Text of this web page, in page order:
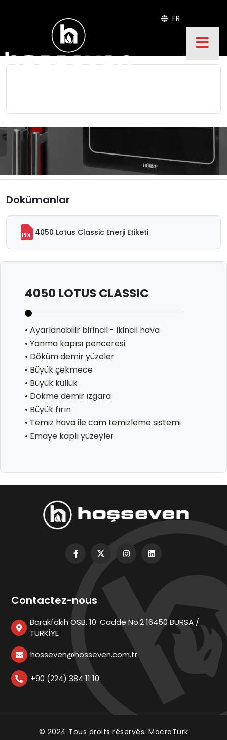
FR
Dokümanlar
PDF 4050 Lotus Classic Enerji Etiketi
4050 LOTUS CLASSIC
• Ayarlanabilir birincil - ikincil hava
• Yanma kapısı penceresi
• Döküm demir yüzeler
• Büyük çekmece
• Büyük küllük
• Dökme demir ızgara
• Büyük fırın
• Temiz hava ile cam temizleme sistemi
• Emaye kaplı yüzeyler
Contactez-nous
Barakfakih OSB. 10. Cadde No:2 16450 BURSA /
TÜRKİYE
hosseven@hosseven.com.tr
+90 (224) 384 11 10
© 2024 Tous droits réservés. MacroTurk